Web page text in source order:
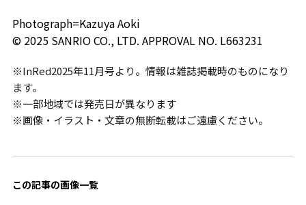
Photograph=Kazuya Aoki
© 2025 SANRIO CO., LTD. APPROVAL NO. L663231
※InRed2025年11月号より。情報は雑誌掲載時のものになり
ます。
※一部地域では発売日が異なります
※画像・イラスト・文章の無断転載はご遠慮ください。
この記事の画像一覧